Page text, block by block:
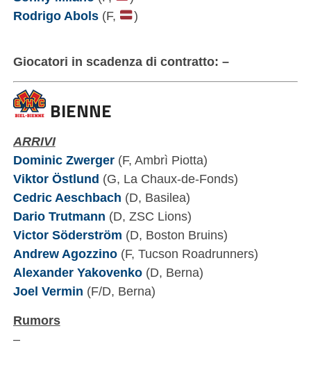
Rodrigo Abols(F, )
Giocatori in scadenza di contratto: –
BIENNE
ARRIVI
Dominic Zwerger(F, Ambrì Piotta)
Viktor Östlund (G, La Chaux-de-Fonds)
Cedric Aeschbach (D, Basilea)
Dario Trutmann (D, ZSC Lions)
Victor Söderström (D, Boston Bruins)
Andrew Agozzino(F, Tucson Roadrunners)
Alexander Yakovenko(D, Berna)
Joel Vermin (F/D, Berna)
Rumors
–